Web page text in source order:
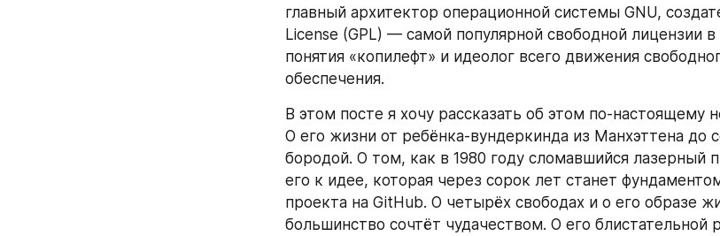
главный архитектор операционной системы GNU,
License (GPL) — самой популярной свободной лицензии
понятия «копилефт» и идеолог всего движения
обеспечения.
В этом посте я хочу рассказать об этом по-настоящему
О его жизни от ребёнка-вундеркинда из Манхэттена до
бородой. О том, как в 1980 году сломавшийся лазерный
его к идее, которая через сорок лет станет
проекта на GitHub. О четырёх свободах и о его образе
большинство сочтёт чудачеством. О его блистательной